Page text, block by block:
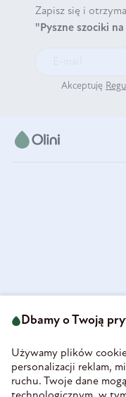
Zapisz się i
"Pyszne szociki
Akceptuję
58-160 Świebodzice
REGON 890213034
INFORMACJE
Dbamy o Twoją
Używamy plików
personalizacji reklam,
ruchu. Twoje dane